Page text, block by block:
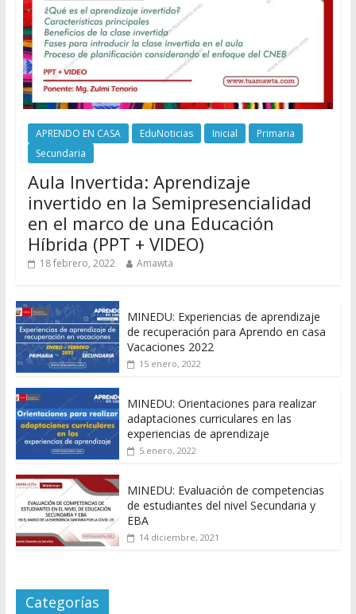
APRENDO EN CASA EduNoticias Inicial
Primaria
Secundaria
Aula Invertida: Aprendizaje
invertido en la Semipresencialidad
en el marco de una Educación
Híbrida (PPT + VIDEO)
18 febrero, 2022 Amawta
MINEDU: Experiencias de aprendizaje
de recuperación para Aprendo en casa
Vacaciones 2022
15 enero, 2022
MINEDU: Orientaciones para realizar
adaptaciones curriculares en las
experiencias de aprendizaje
5 enero, 2022
MINEDU: Evaluación de competencias
de estudiantes del nivel Secundaria y
EBA
14 diciembre, 2021
Categorías